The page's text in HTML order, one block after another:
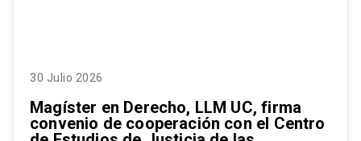
30 Julio 2026
Magíster en Derecho, LLM UC, firma
convenio de cooperación con el Centro